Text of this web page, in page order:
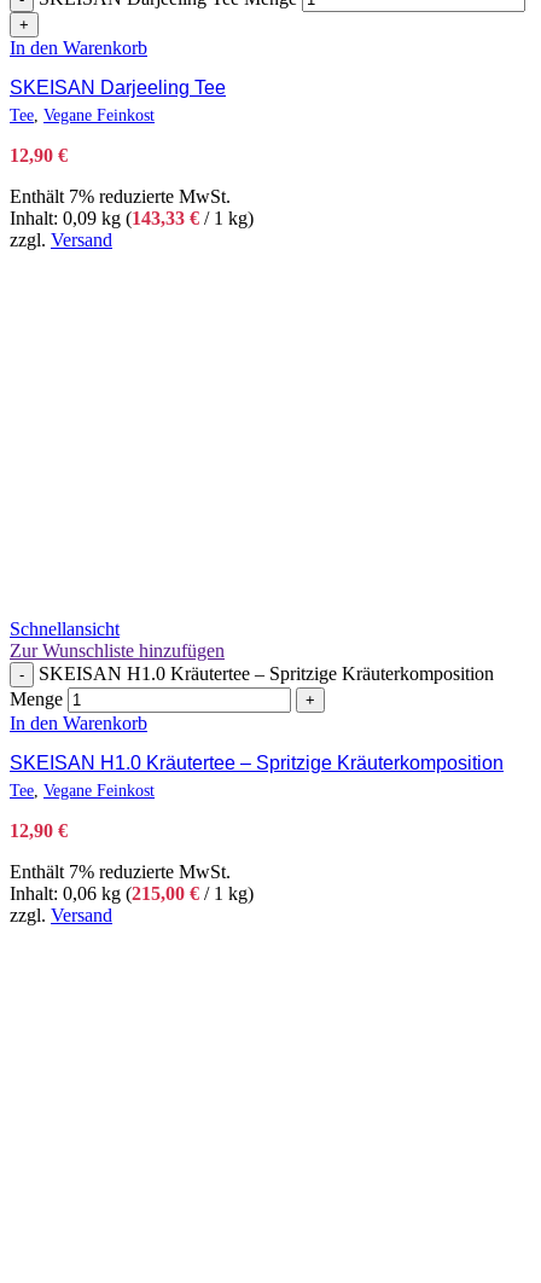
+
In den Warenkorb
SKEISAN Darjeeling Tee
Tee Vegane Feinkost
12,90 €
Enthält 7% reduzierte MwSt.
Inhalt: 0,09 kg (143,33 € / 1 kg)
zzgl. Versand
Schnellansicht
Zur Wunschliste hinzufügen
-
SKEISAN H1.0 Kräutertee – Spritzige Kräuterkomposition
Menge
+
In den Warenkorb
SKEISAN H1.0 Kräutertee – Spritzige Kräuterkomposition
Tee Vegane Feinkost
12,90 €
Enthält 7% reduzierte MwSt.
Inhalt: 0,06 kg (215,00 € / 1 kg)
zzgl. Versand